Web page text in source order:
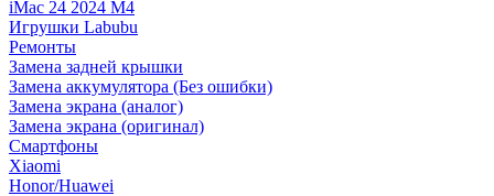
iMac 24 2024 M4
Игрушки Labubu
Ремонты
Замена задней крышки
Замена аккумулятора (Без ошибки)
Замена экрана (аналог)
Замена экрана (оригинал)
Смартфоны
Xiaomi
Honor/Huawei